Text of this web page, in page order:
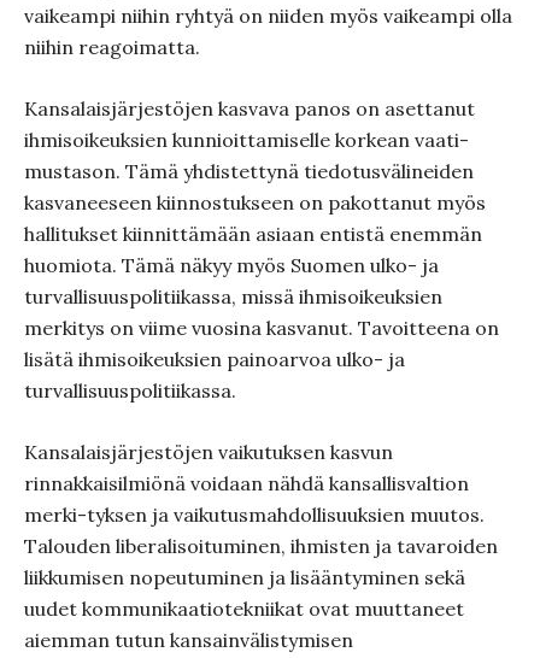
vaikeampi niihin ryhtyä on niiden myös vaikeampi olla
niihin reagoimatta.
Kansalaisjärjestöjen kasvava panos on asettanut
ihmisoikeuksien kunnioittamiselle korkean vaati-
mustason. Tämä yhdistettynä tiedotusvälineiden
kasvaneeseen kiinnostukseen on pakottanut myös
hallitukset kiinnittämään asiaan entistä enemmän
huomiota. Tämä näkyy myös Suomen ulko- ja
turvallisuuspolitiikassa, missä ihmisoikeuksien
merkitys on viime vuosina kasvanut. Tavoitteena on
lisätä ihmisoikeuksien painoarvoa ulko- ja
turvallisuuspolitiikassa.
Kansalaisjärjestöjen vaikutuksen kasvun
rinnakkaisilmiönä voidaan nähdä kansallisvaltion
merki-tyksen ja vaikutusmahdollisuuksien muutos.
Talouden liberalisoituminen, ihmisten ja tavaroiden
liikkumisen nopeutuminen ja lisääntyminen sekä
uudet kommunikaatiotekniikat ovat muuttaneet
aiemman tutun kansainvälistymisen